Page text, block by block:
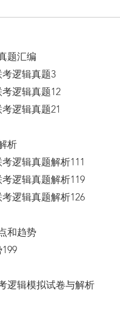
题汇编
考逻辑真题3
逻辑真题12
逻辑真题21
析
逻辑真题解析111
逻辑真题解析119
逻辑真题解析126
和趋势
逻辑模拟试卷与解析